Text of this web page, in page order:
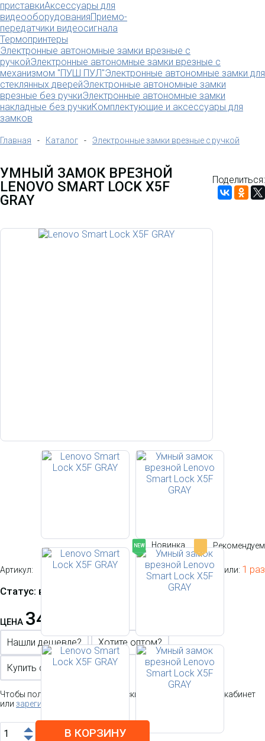
приставкиАксессуары для
видеооборудованияПриемо-
передатчики видеосигнала
Термопринтеры
Электронные автономные замки врезные с
ручкойЭлектронные автономные замки врезные с
механизмом "ПУШ ПУЛ"Электронные автономные замки для
стеклянных дверейЭлектронные автономные замки
врезные без ручкиЭлектронные автономные замки
накладные без ручкиКомплектующие и аксессуары для
замков
Главная - Каталог - Электронные замки врезные с ручкой
УМНЫЙ ЗАМОК ВРЕЗНОЙ
LENOVO SMART LOCK X5F
GRAY
Поделиться:
NEW Новинка Рекомендуем
Артикул:
Статус: в наличии
Этот товар купили: 1 раз
ЦЕНА 34 680 р.
Нашли дешевле? Хотите оптом?
Купить с настройкой
Чтобы получить персональную скидку
кабинет
или зарегистрируйтесь
В КОРЗИНУ